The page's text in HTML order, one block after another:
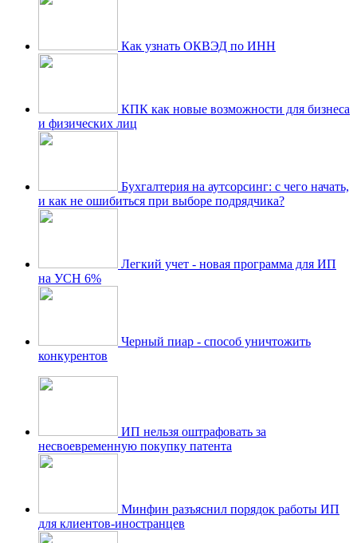
Как узнать ОКВЭД по ИНН
КПК как новые возможности для бизнеса
и физических лиц
Бухгалтерия на аутсорсинг: с чего начать,
и как не ошибиться при выборе подрядчика?
Легкий учет - новая программа для ИП
на УСН 6%
Черный пиар - способ уничтожить
конкурентов
ИП нельзя оштрафовать за
несвоевременную покупку патента
Минфин разъяснил порядок работы ИП
для клиентов-иностранцев